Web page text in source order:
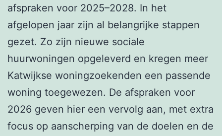
afspraken voor 2025–2028. In het
afgelopen jaar zijn al belangrijke stappen
gezet. Zo zijn nieuwe sociale
huurwoningen opgeleverd en kregen meer
Katwijkse woningzoekenden een passende
woning toegewezen. De afspraken voor
2026 geven hier een vervolg aan, met extra
focus op aanscherping van de doelen en de